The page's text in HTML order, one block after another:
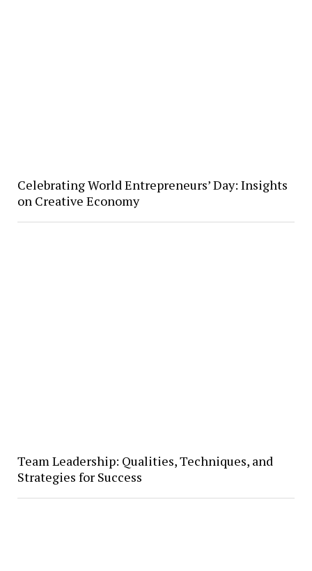
Celebrating World Entrepreneurs’ Day: Insights
on Creative Economy
Team Leadership: Qualities, Techniques, and
Strategies for Success